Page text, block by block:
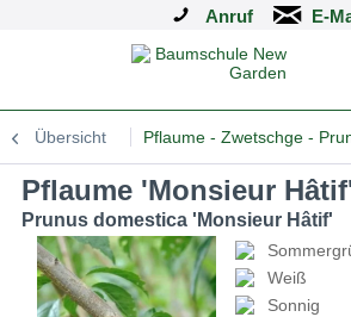
Anruf
Übersicht Pflaume - Zwetschge -
Pflaume 'Monsieur
Prunus domestica 'Monsieur Hâtif'
Weiß
Sonnig